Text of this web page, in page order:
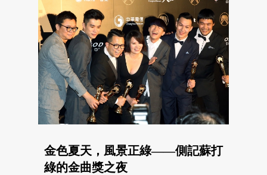
金色夏天，風景正綠——側記蘇打
綠的金曲獎之夜